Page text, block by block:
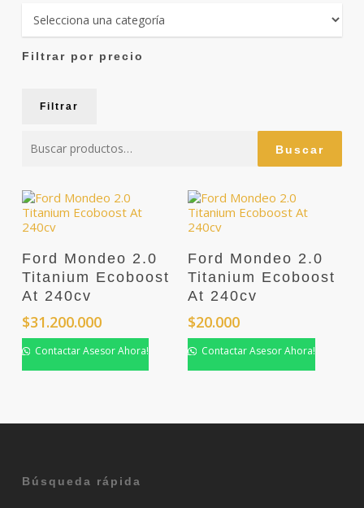
Filtrar por precio
Filtrar
por:
Buscar
Ford Mondeo 2.0
Titanium Ecoboost
At 240cv
$31.200.000
Contactar Asesor Ahora!
Ford Mondeo 2.0
Titanium Ecoboost
At 240cv
$20.000
Contactar Asesor Ahora!
Búsqueda rápida